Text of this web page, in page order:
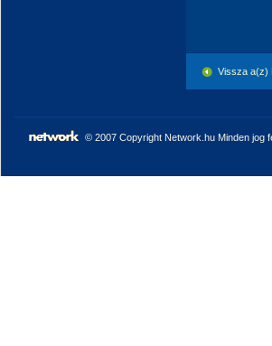
Vissza a(z)
© 2007 Copyright Network.hu Minden jog